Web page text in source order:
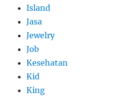
Island
Jasa
Jewelry
Job
Kesehatan
Kid
King